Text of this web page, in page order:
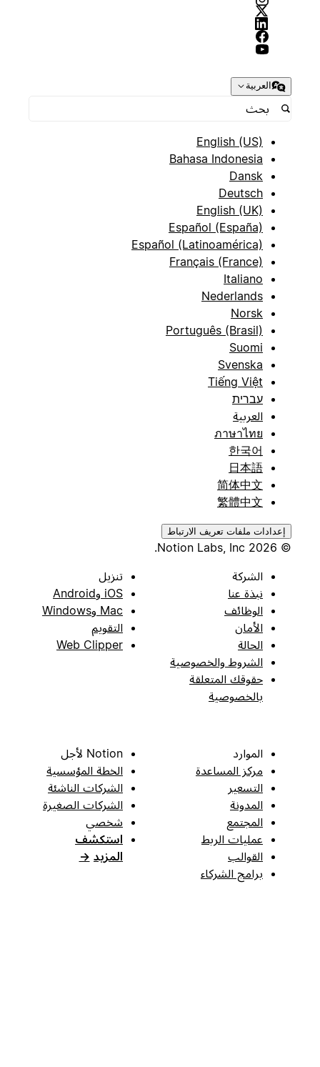
العربية
English (US)
Bahasa Indonesia
Dansk
Deutsch
English (UK)
Español (España)
Español (Latinoamérica)
Français (France)
Italiano
Nederlands
Norsk
Português (Brasil)
Suomi
Svenska
Tiếng Việt
עברית
العربية
ภาษาไทย
한국어
日本語
简体中文
繁體中文
إعدادات ملفات تعريف الارتباط
الشركة
نبذة عنا
الوظائف
الأمان
الحالة
الشروط والخصوصية
حقوقك المتعلقة
بالخصوصية
تنزيل
iOS وAndroid
Mac وWindows
التقويم
Web Clipper
الموارد
مركز المساعدة
التسعير
المدونة
المجتمع
عمليات الربط
القوالب
برامج الشركاء
Notion لأجل
الخطة المؤسسية
الشركات الناشئة
الشركات الصغيرة
شخصي
استكشف
المزيد →